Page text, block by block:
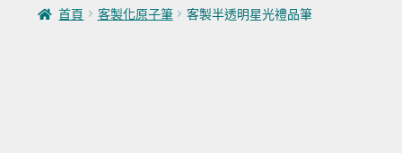
首頁 客製化原子筆 客製半透明星光禮品筆